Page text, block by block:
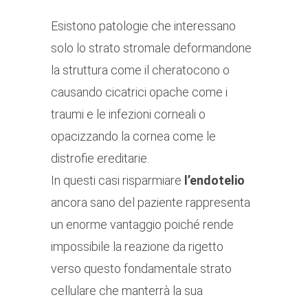
Esistono patologie che interessano
solo lo strato stromale deformandone
la struttura come il cheratocono o
causando cicatrici opache come i
traumi e le infezioni corneali o
opacizzando la cornea come le
distrofie ereditarie.
In questi casi risparmiare l’endotelio
ancora sano del paziente rappresenta
un enorme vantaggio poiché rende
impossibile la reazione da rigetto
verso questo fondamentale strato
cellulare che manterrà la sua